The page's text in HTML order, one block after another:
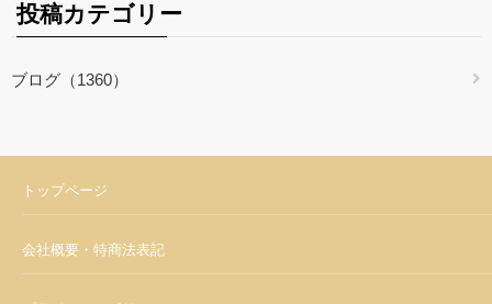
投稿カテゴリー
ブログ（1360）
トップページ
会社概要・特商法表記